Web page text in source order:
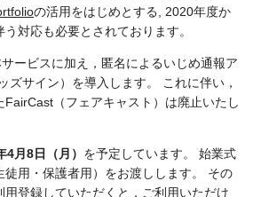
の活用をはじめとする, 2020年度か
対応も必要とされております。
ービスに加え，匿名によるいじめ通報ア
ズサイン）を導入します。 これに伴い，
（フェアキャスト）は廃止いたし
4月8日（月） を予定しています。 始業式
徒用・保護者用）をお渡しします。 その
登録していただくと，ご利用いただけ